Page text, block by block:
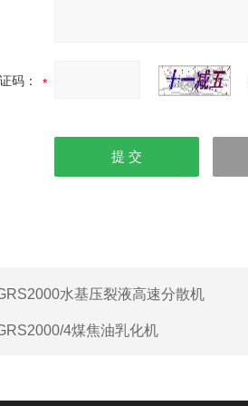
码：
水基压裂液高速分散机
4煤焦油乳化机